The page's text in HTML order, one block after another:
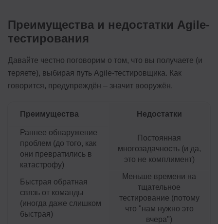
Преимущества и недостатки Agile-
тестирования
Давайте честно поговорим о том, что вы получаете (и
теряете), выбирая путь Agile-тестировщика. Как
говорится, предупреждён – значит вооружён.
Преимущества Недостатки
Раннее обнаружение
проблем (до того, как
они превратились в
катастрофу)
Постоянная
многозадачность (и да,
это не комплимент)
Быстрая обратная
связь от команды
(иногда даже слишком
быстрая)
Меньше времени на
тщательное
тестирование (потому
что "нам нужно это
вчера")